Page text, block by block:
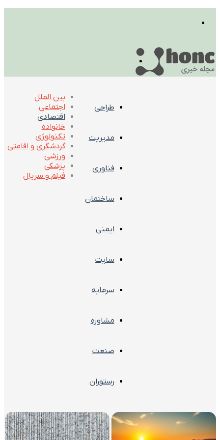
پوسته
طراحی
مدیریت
فناوری
ساختمان
ایمنی
سایت
سرمایه
مشاوره
صنعت
رستوران
بین الملل
اجتماعی
اقتصادی
خانواده
تکنولوژی
گردشگری و اقامتی
ورزشی
پزشکی
فیلم و سریال